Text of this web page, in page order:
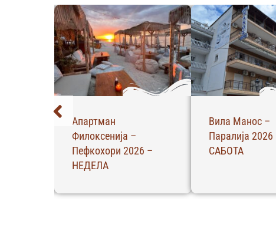
Апартман Масути –
Пефкохори 2026 –
НЕДЕЛА
С Апартман –
2026 –